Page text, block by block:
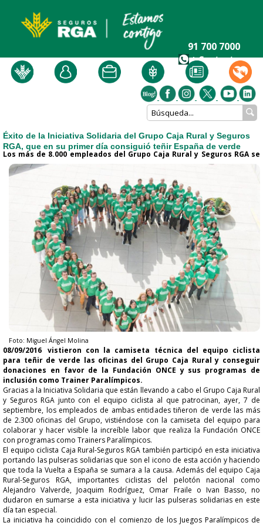
91 700 7000
+ Contacto
Éxito de la Iniciativa Solidaria del Grupo Caja Rural y Seguros
RGA, que en su primer día consiguió teñir España de verde
​Foto: Miguel Ángel Molina
08/09/2016
Los más de 8.000 empleados del Grupo Caja Rural y Seguros RGA se
vistieron con la camiseta técnica del equipo ciclista
para teñir de verde las oficinas del Grupo Caja Rural y conseguir
donaciones en favor de la Fundación ONCE y sus programas de
inclusión como Trainer Paralímpicos.
Gracias a la Iniciativa Solidaria que están llevando a cabo el Grupo Caja Rural
y Seguros RGA junto con el equipo ciclista al que patrocinan, ayer, 7 de
septiembre, los empleados de ambas entidades tiñeron de verde las más
de 2.300 oficinas del Grupo, vistiéndose con la camiseta del equipo para
colaborar y hacer visible la increíble labor que realiza la Fundación ONCE
con programas como Trainers Paralímpicos.
El equipo ciclista Caja Rural-Seguros RGA también participó en esta iniciativa
portando las pulseras solidarias que son el icono de esta acción y haciendo
que toda la Vuelta a España se sumara a la causa. Además del equipo Caja
Rural-Seguros RGA, importantes ciclistas del pelotón nacional como
Alejandro Valverde, Joaquim Rodríguez, Omar Fraile o Ivan Basso, no
dudaron en sumarse a esta iniciativa y lucir las pulseras solidarias en este
día tan especial.
La iniciativa ha coincidido con el comienzo de los Juegos Paralímpicos de